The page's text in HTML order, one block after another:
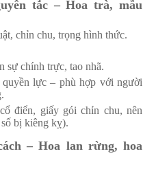
tắc – Hoa trà, mẫu
chỉn chu, trọng hình thức.
sự chính trực, tao nhã.
quyền lực – phù hợp với người
điển, giấy gói chỉn chu, nên
bị kiêng kỵ).
– Hoa lan rừng, hoa